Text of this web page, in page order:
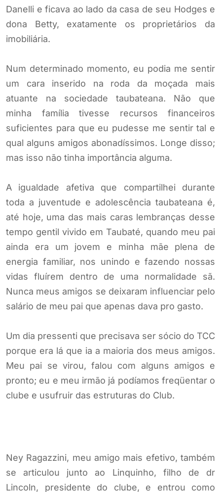
Danelli e ficava ao lado da casa de seu Hodges e
dona Betty, exatamente os proprietários da
imobiliária.
Num determinado momento, eu podia me sentir
um cara inserido na roda da moçada mais
atuante na sociedade taubateana. Não que
minha família tivesse recursos financeiros
suficientes para que eu pudesse me sentir tal e
qual alguns amigos abonadíssimos. Longe disso;
mas isso não tinha importância alguma.
A igualdade afetiva que compartilhei durante
toda a juventude e adolescência taubateana é,
até hoje, uma das mais caras lembranças desse
tempo gentil vivido em Taubaté, quando meu pai
ainda era um jovem e minha mãe plena de
energia familiar, nos unindo e fazendo nossas
vidas fluírem dentro de uma normalidade sã.
Nunca meus amigos se deixaram influenciar pelo
salário de meu pai que apenas dava pro gasto.
Um dia pressenti que precisava ser sócio do TCC
porque era lá que ia a maioria dos meus amigos.
Meu pai se virou, falou com alguns amigos e
pronto; eu e meu irmão já podíamos freqüentar o
clube e usufruir das estruturas do Club.
Ney Ragazzini, meu amigo mais efetivo, também
se articulou junto ao Linquinho, filho de dr
Lincoln, presidente do clube, e entrou como